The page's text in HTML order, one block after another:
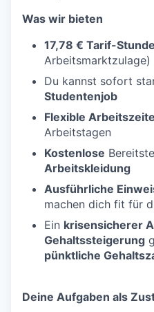
Was wir bieten
17,78 € Tarif-
Arbeitsmarktzulage)
Du kannst sofort
Studentenjob
Flexible
Arbeitstagen
Kostenlose
Arbeitskleidung
Ausführliche
machen dich fit für
Ein krisensicherer
Gehaltssteigerung
pünktliche
Deine Aufgaben als